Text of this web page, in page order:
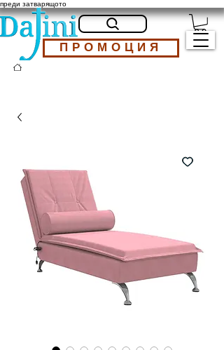
преди затварящото
ПРОМОЦИЯ